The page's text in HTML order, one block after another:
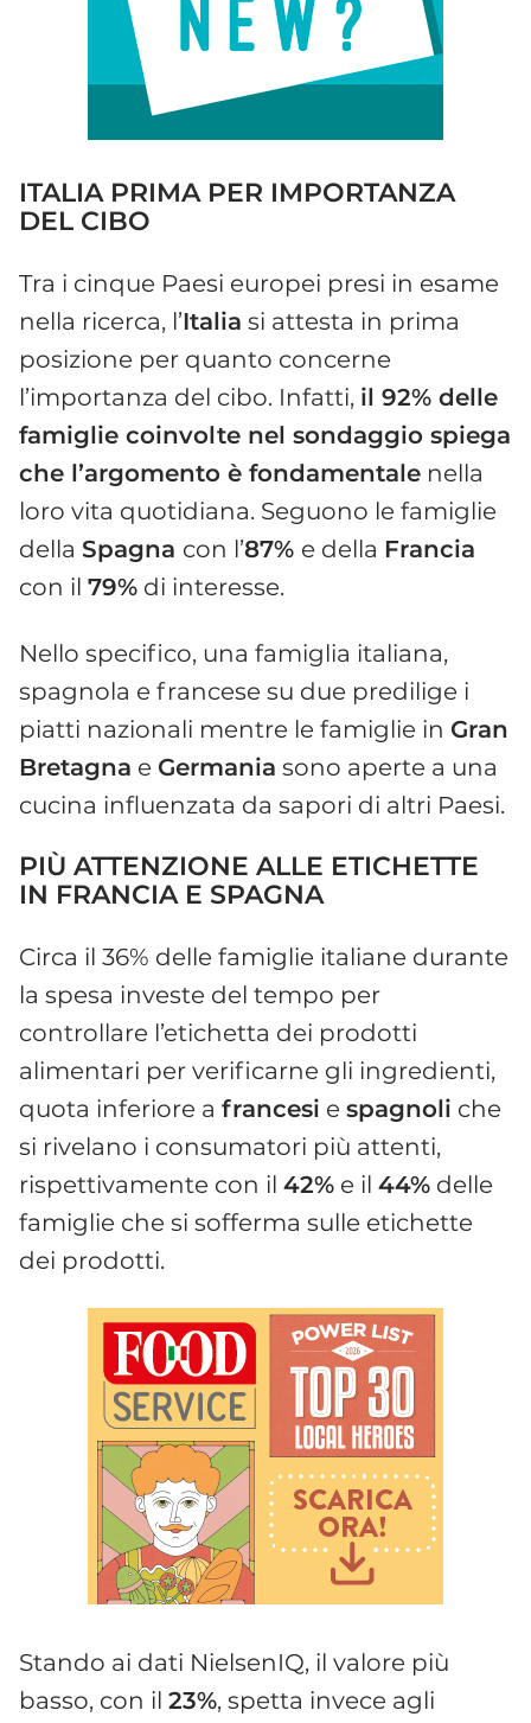
ITALIA PRIMA PER IMPORTANZA
DEL CIBO
Tra i cinque Paesi europei presi in esame
nella ricerca, l’Italia si attesta in prima
posizione per quanto concerne
l’importanza del cibo. Infatti, il 92% delle
famiglie coinvolte nel sondaggio spiega
che l’argomento è fondamentale nella
loro vita quotidiana. Seguono le famiglie
della Spagna con l’87% e della Francia
con il 79% di interesse.
Nello specifico, una famiglia italiana,
spagnola e francese su due predilige i
piatti nazionali mentre le famiglie in Gran
Bretagna e Germania sono aperte a una
cucina influenzata da sapori di altri Paesi.
PIÙ ATTENZIONE ALLE ETICHETTE
IN FRANCIA E SPAGNA
Circa il 36% delle famiglie italiane durante
la spesa investe del tempo per
controllare l’etichetta dei prodotti
alimentari per verificarne gli ingredienti,
quota inferiore a francesi e spagnoli che
si rivelano i consumatori più attenti,
rispettivamente con il 42% e il 44% delle
famiglie che si sofferma sulle etichette
dei prodotti.
Stando ai dati NielsenIQ, il valore più
basso, con il 23%, spetta invece agli